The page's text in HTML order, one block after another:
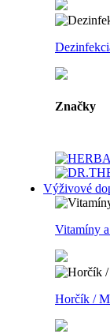
Značky
Výživové
Vitamíny
Horčík /